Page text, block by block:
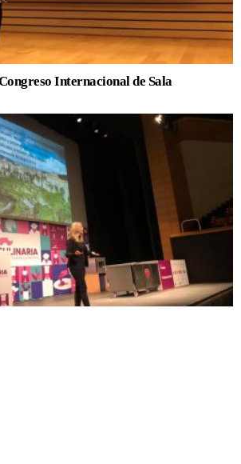
Internacional de Sala